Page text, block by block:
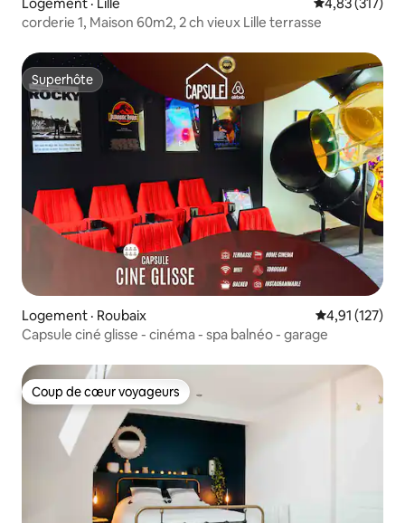
corderie 1, Maison 60m2, 2 ch vieux Lille terrasse
Superhôte
Superhôte
Logement · Roubaix Note
4,91 (127)
Capsule ciné glisse - cinéma - spa balnéo - garage
Coup de cœur voyageurs
Coup de cœur voyageurs